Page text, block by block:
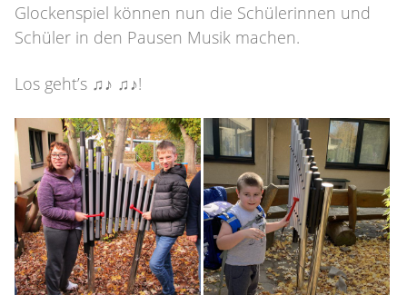
Glockenspiel können nun die Schülerinnen und
Schüler in den Pausen Musik machen.
Los geht’s ♫♪ ♫♪!